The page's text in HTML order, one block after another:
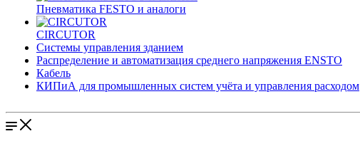
Пневматика FESTO и аналоги
CIRCUTOR
Системы управления зданием
Распределение и автоматизация среднего напряжения ENSTO
Кабель
КИПиА для промышленных систем учёта и управления расходом